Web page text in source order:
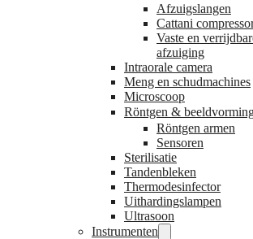
Afzuigslangen
Cattani
Vaste en
afzuiging
Intraorale camera
Meng en schudmachines
Microscoop
Röntgen &
Röntgen armen
Sensoren
Sterilisatie
Tandenbleken
Thermodesinfector
Uithardingslampen
Ultrasoon
Instrumenten